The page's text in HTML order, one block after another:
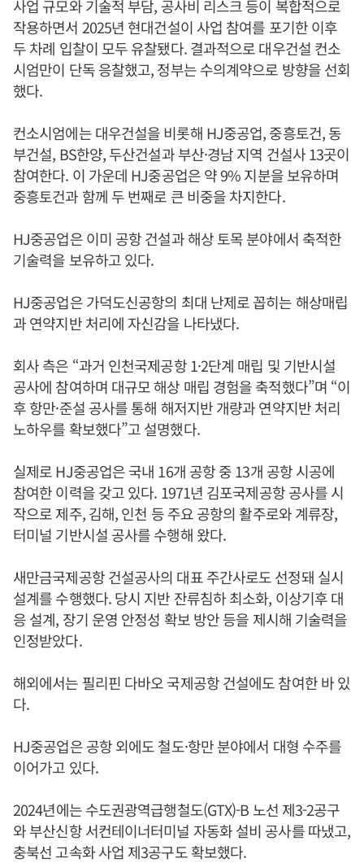
사업 규모와 기술적 부담, 공사비 리스크 등이 복합적으로
작용하면서 2025년 현대건설이 사업 참여를 포기한 이후
두 차례 입찰이 모두 유찰됐다. 결과적으로 대우건설 컨소
시엄만이 단독 응찰했고, 정부는 수의계약으로 방향을 선회
했다.
컨소시엄에는 대우건설을 비롯해 HJ중공업, 중흥토건, 동
부건설, BS한양, 두산건설과 부산·경남 지역 건설사 13곳이
참여한다. 이 가운데 HJ중공업은 약 9% 지분을 보유하며
중흥토건과 함께 두 번째로 큰 비중을 차지한다.
HJ중공업은 이미 공항 건설과 해상 토목 분야에서 축적한
기술력을 보유하고 있다.
HJ중공업은 가덕도신공항의 최대 난제로 꼽히는 해상매립
과 연약지반 처리에 자신감을 나타냈다.
회사 측은 “과거 인천국제공항 1·2단계 매립 및 기반시설
공사에 참여하며 대규모 해상 매립 경험을 축적했다”며 “이
후 항만·준설 공사를 통해 해저지반 개량과 연약지반 처리
노하우를 확보했다”고 설명했다.
실제로 HJ중공업은 국내 16개 공항 중 13개 공항 시공에
참여한 이력을 갖고 있다. 1971년 김포국제공항 공사를 시
작으로 제주, 김해, 인천 등 주요 공항의 활주로와 계류장,
터미널 기반시설 공사를 수행해 왔다.
새만금국제공항 건설공사의 대표 주간사로도 선정돼 실시
설계를 수행했다. 당시 지반 잔류침하 최소화, 이상기후 대
응 설계, 장기 운영 안정성 확보 방안 등을 제시해 기술력을
인정받았다.
해외에서는 필리핀 다바오 국제공항 건설에도 참여한 바 있
다.
HJ중공업은 공항 외에도 철도·항만 분야에서 대형 수주를
이어가고 있다.
2024년에는 수도권광역급행철도(GTX)-B 노선 제3-2공구
와 부산신항 서컨테이너터미널 자동화 설비 공사를 따냈고,
충북선 고속화 사업 제3공구도 확보했다.